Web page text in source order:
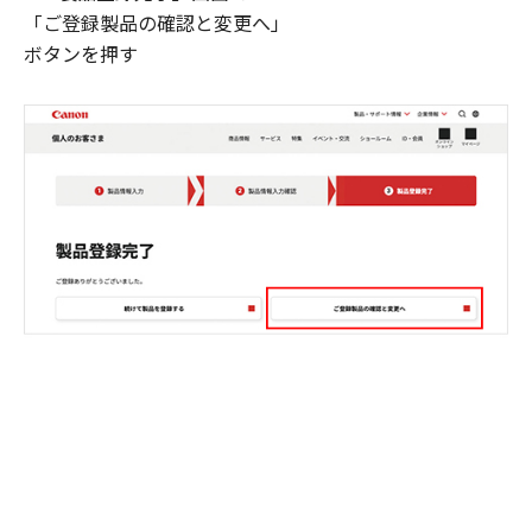
「ご登録製品の確認と変更へ」
ボタンを押す